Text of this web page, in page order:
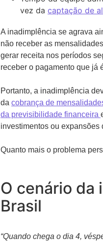
vez da captação de
A inadimplência se agrava
não receber as
gerar receita nos períodos
receber o pagamento que já
Portanto, a inadimplência
da cobrança de
da previsibilidade financeira
investimentos ou expansões
Quanto mais o problema
O cenário da
Brasil
“Quando chega o dia 4,